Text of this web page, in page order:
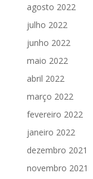
agosto 2022
julho 2022
junho 2022
maio 2022
abril 2022
março 2022
fevereiro 2022
janeiro 2022
dezembro 2021
novembro 2021